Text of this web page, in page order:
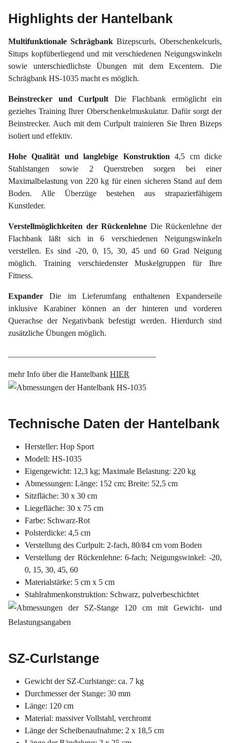
Highlights der Hantelbank
Multifunktionale Schrägbank Bizepscurls, Oberschenkelcurls,
Situps kopfüberliegend und mit verschiedenen Neigungswinkeln
sowie unterschiedlichste Übungen mit dem Excentern. Die
Schrägbank HS-1035 macht es möglich.
Beinstrecker und Curlpult Die Flachbank ermöglicht ein
gezieltes Training Ihrer Oberschenkelmuskulatur. Dafür sorgt der
Beinstrecker. Auch mit dem Curlpult trainieren Sie Ihren Bizeps
isoliert und effektiv.
Hohe Qualität und langlebige Konstruktion4,5 cm dicke
Stahlstangen sowie 2 Querstreben sorgen bei einer
Maximalbelastung von 220 kg für einen sicheren Stand auf dem
Boden. Alle Überzüge bestehen aus strapazierfähigem
Kunstleder.
Verstellmöglichkeiten der Rückenlehne Die Rückenlehne der
Flachbank läßt sich in 6 verschiedenen Neigungswinkeln
verstellen. Es sind -20, 0, 15, 30, 45 und 60 Grad Neigung
möglich. Training verschiedenster Muskelgruppen für Ihre
Fitness.
ExpanderDie im Lieferumfang enthaltenen Expanderseile
inklusive Karabiner können an der hinteren und vorderen
Querachse der Negativbank befestigt werden. Hierdurch sind
zusätzliche Übungen möglich.
mehr Info über die Hantelbank HIER
Technische Daten der Hantelbank
Hersteller: Hop Sport
Modell: HS-1035
Eigengewicht: 12,3 kg; Maximale Belastung: 220 kg
Abmessungen: Länge: 152 cm; Breite: 52,5 cm
Sitzfläche: 30 x 30 cm
Liegefläche: 30 x 75 cm
Farbe: Schwarz-Rot
Polsterdicke: 4,5 cm
Verstellung des Curlpult: 2-fach, 80/84 cm vom Boden
Verstellung der Rückenlehne: 6-fach; Neigungswinkel: -20,
0, 15, 30, 45, 60
Materialstärke: 5 cm x 5 cm
Stahlrahmenkonstruktion: Schwarz, pulverbeschichtet
SZ-Curlstange
Gewicht der SZ-Curlstange: ca. 7 kg
Durchmesser der Stange: 30 mm
Länge: 120 cm
Material: massiver Vollstahl, verchromt
Länge der Scheibenaufnahme: 2 x 18,5 cm